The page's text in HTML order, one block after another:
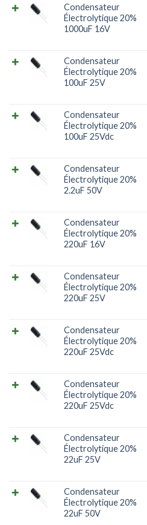
Condensateur
Électrolytique 20%
1000uF 16V
Condensateur
Électrolytique 20%
100uF 25V
Condensateur
Électrolytique 20%
100uF 25Vdc
Condensateur
Électrolytique 20%
2.2uF 50V
Condensateur
Électrolytique 20%
220uF 16V
Condensateur
Électrolytique 20%
220uF 25V
Condensateur
Électrolytique 20%
220uF 25Vdc
Condensateur
Électrolytique 20%
220uF 25Vdc
Condensateur
Électrolytique 20%
22uF 25V
Condensateur
Électrolytique 20%
22uF 50V